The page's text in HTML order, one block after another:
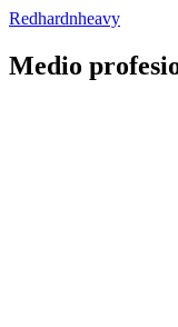
Redhardnheavy
Medio